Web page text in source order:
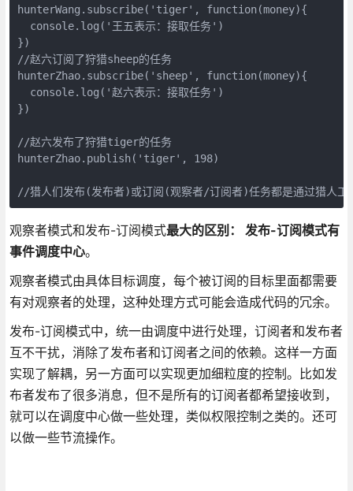
hunterWang.subscribe('tiger', function(money){
  console.log('王五表示：接取任务')
})
//赵六订阅了狩猎sheep的任务
hunterZhao.subscribe('sheep', function(money){
  console.log('赵六表示：接取任务')
})
//赵六发布了狩猎tiger的任务
hunterZhao.publish('tiger', 198)
//猎人们发布(发布者)或订阅(观察者/订阅者)任务都是通过猎人工
观察者模式和发布-订阅模式最大的区别： 发布-订阅模式有
事件调度中心。
观察者模式由具体目标调度，每个被订阅的目标里面都需要
有对观察者的处理，这种处理方式可能会造成代码的冗余。
发布-订阅模式中，统一由调度中进行处理，订阅者和发布者
互不干扰，消除了发布者和订阅者之间的依赖。这样一方面
实现了解耦，另一方面可以实现更加细粒度的控制。比如发
布者发布了很多消息，但不是所有的订阅者都希望接收到，
就可以在调度中心做一些处理，类似权限控制之类的。还可
以做一些节流操作。